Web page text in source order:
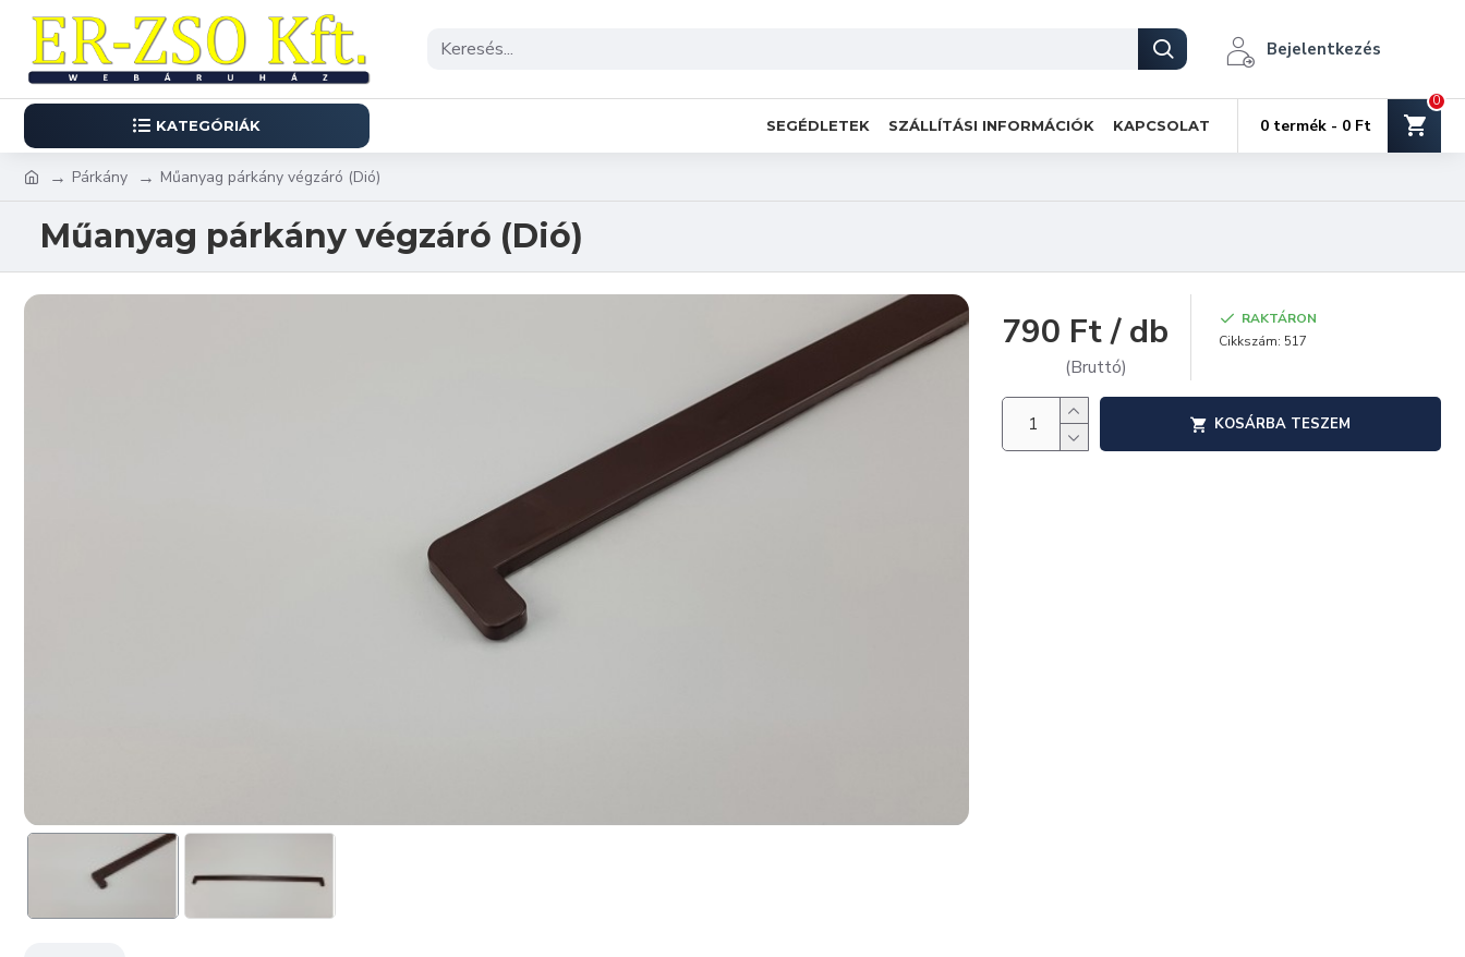
Bejelentkezés
KATEGÓRIÁK SEGÉDLETEK SZÁLLÍTÁSI INFORMÁCIÓK KAPCSOLAT 0 termék - 0 Ft
0
Párkány Műanyag párkány végzáró (Dió)
Műanyag párkány végzáró (Dió)
790 Ft / db
(Bruttó)
RAKTÁRON
Cikkszám: 517
KOSÁRBA TESZEM